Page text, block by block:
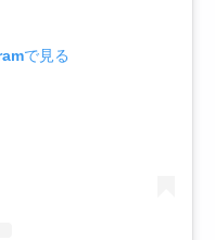
で見る